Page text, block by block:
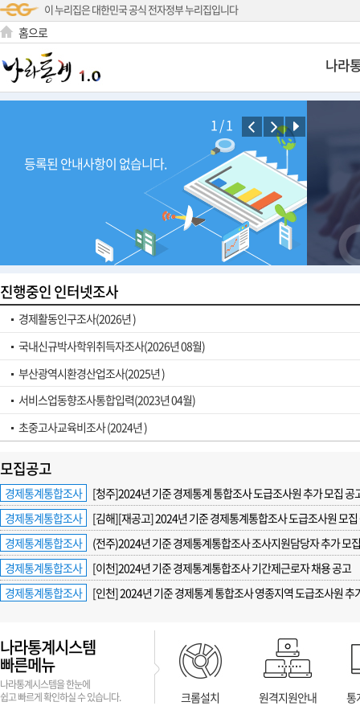
이 누리집은 대한민국 공식 전자정부 누리집입니다
홈으로
나라
1/1
등록된 안내사항이 없습니다.
진행중인 인터넷조사
경제활동인구조사(2026년 )
국내신규박사학위취득자조사(2026년 08월)
부산광역시환경산업조사(2025년 )
서비스업동향조사통합입력(2023년 04월)
초중고사교육비조사 (2024년 )
모집공고
경제통계통합조사
[청주]2024년 기준 경제통계 통합조사 도급조사원 추가 모집 공
경제통계통합조사
[김해][재공고] 2024년 기준 경제통계통합조사 도급조사원 모집
경제통계통합조사
(전주)2024년 기준 경제통계통합조사 조사지원담당자 추가 모
경제통계통합조사
[이천]2024년 기준 경제통계통합조사 기간제근로자 채용 공고
경제통계통합조사
[인천] 2024년 기준 경제통계 통합조사 영종지역 도급조사원 추
나라통계시스템
빠른메뉴
나라통계시스템을 한눈에
쉽고 빠르게 확인하실 수 있습니다.
크롬설치 원격지원안내 통